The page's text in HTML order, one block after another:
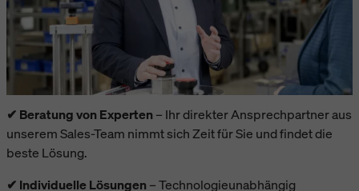
✔ Beratung von Experten – Ihr direkter Ansprechpartner aus
unserem Sales-Team nimmt sich Zeit für Sie und findet die
beste Lösung.
✔ Individuelle Lösungen – Technologieunabhängig